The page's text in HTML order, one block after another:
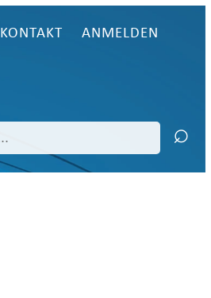
KONTAKT ANMELDEN